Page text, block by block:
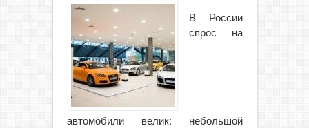
В России
спрос на
автомобили велик: небольшой